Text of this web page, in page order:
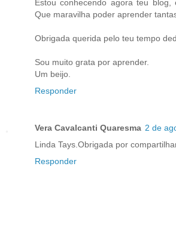
Estou conhecendo agora teu blog,
Que maravilha poder aprender
Obrigada querida pelo teu tempo
Sou muito grata por aprender.
Um beijo.
Responder
Vera Cavalcanti Quaresma 2 de
Linda Tays.Obrigada por
Responder